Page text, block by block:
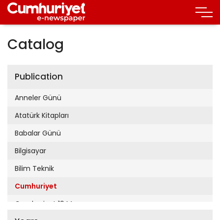
Catalog
Publication
Anneler Günü
Atatürk Kitapları
Babalar Günü
Bilgisayar
Bilim Teknik
Cumhuriyet
Cumhuriyet 19 Mayıs